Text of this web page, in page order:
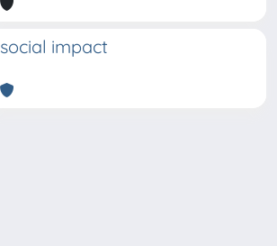
social impact